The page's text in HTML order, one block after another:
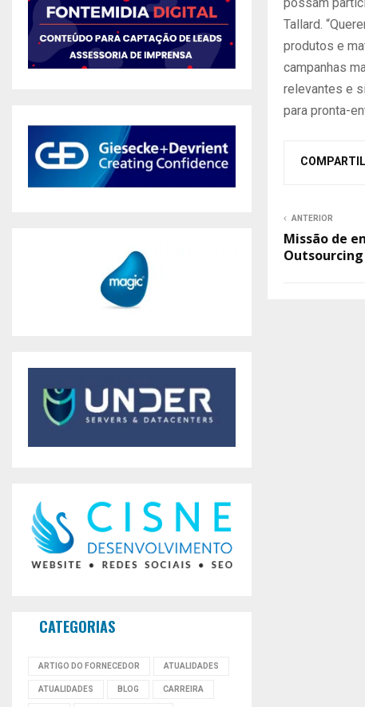
Tallard.
produtos e
campanhas
relevantes e
para pronta-
ANTERIOR
Missão de
Outsourcing
CATEGORIAS
ARTIGO DO FORNECEDOR ATUALIDADES
ATUALIDADES BLOG CARREIRA